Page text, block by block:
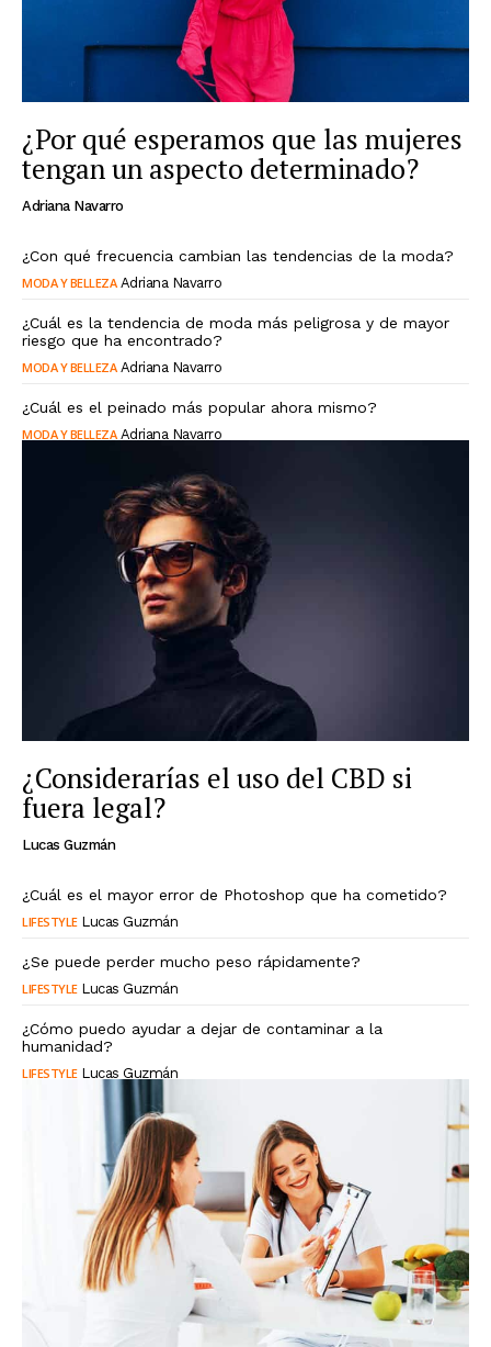
¿Por qué esperamos que las mujeres
tengan un aspecto determinado?
Adriana Navarro
¿Con qué frecuencia cambian las tendencias de la moda?
MODA Y BELLEZA Adriana Navarro
¿Cuál es la tendencia de moda más peligrosa y de mayor
riesgo que ha encontrado?
MODA Y BELLEZA Adriana Navarro
¿Cuál es el peinado más popular ahora mismo?
MODA Y BELLEZA Adriana Navarro
¿Considerarías el uso del CBD si
fuera legal?
Lucas Guzmán
¿Cuál es el mayor error de Photoshop que ha cometido?
LIFESTYLE Lucas Guzmán
¿Se puede perder mucho peso rápidamente?
LIFESTYLE Lucas Guzmán
¿Cómo puedo ayudar a dejar de contaminar a la
humanidad?
LIFESTYLE Lucas Guzmán